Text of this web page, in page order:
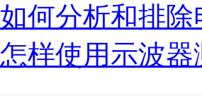
如何分析和排
怎样使用示波